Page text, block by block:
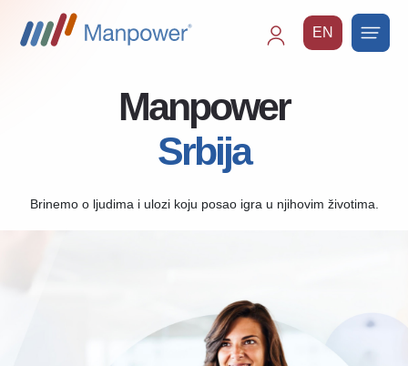
EN
Manpower
Srbija
Brinemo o ljudima i ulozi koju posao igra u njihovim životima.